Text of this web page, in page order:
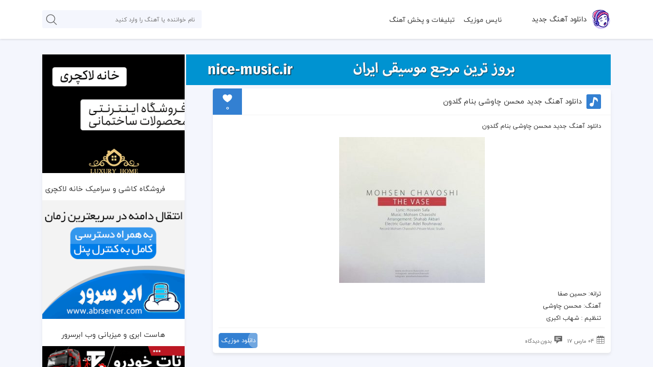
دانلود آهنگ جدید نایس موزیک تبلیغات و پخش آهنگ
دانلود آهنگ جدید محسن چاوشی بنام گلدون
0
دانلود آهنگ جدید محسن چاوشی بنام گلدون
ترانه: حسین صفا
آهنگ: محسن چاوشی
تنظیم : شهاب اکبرى
04 مارس 17 بدون دیدگاه دانلود موزیک
فروشگاه کاشی و سرامیک خانه لاکچری
هاست ابری و میزبانی وب ابرسرور